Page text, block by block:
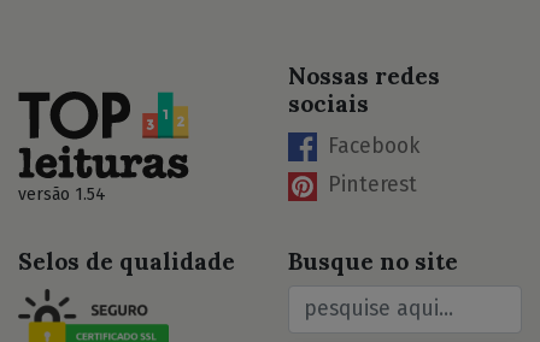
versão 1.54
Nossas redes
sociais
Facebook
Pinterest
Selos de qualidade Busque no site